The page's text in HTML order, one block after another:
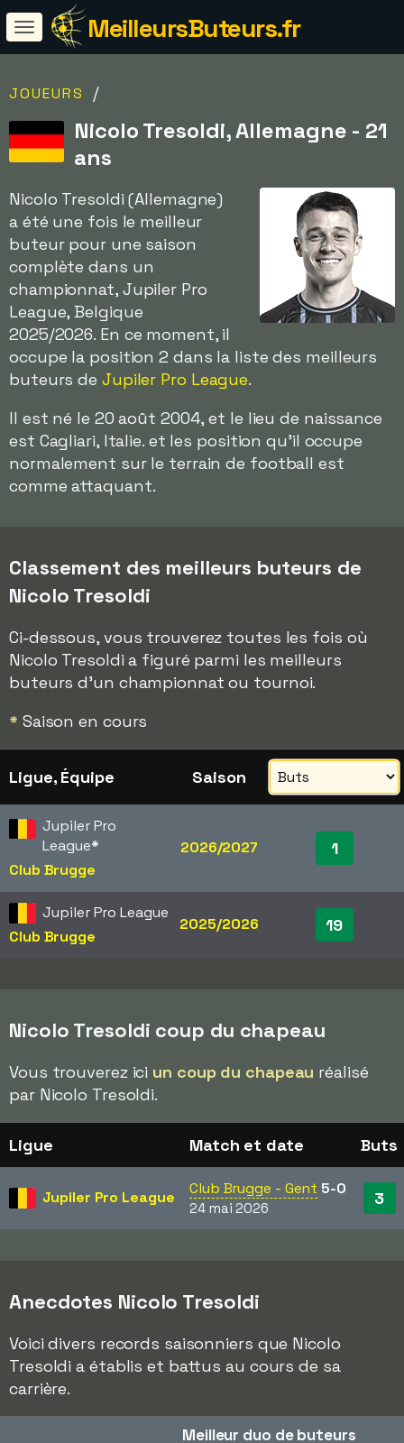
MeilleursButeurs.fr
JOUEURS /
Nicolo Tresoldi, Allemagne - 21
ans
Nicolo Tresoldi (Allemagne)
a été une fois le meilleur
buteur pour une saison
complète dans un
championnat, Jupiler Pro
League, Belgique
2025/2026. En ce moment, il
occupe la position 2 dans la liste des meilleurs
buteurs de Jupiler Pro League.
Il est né le 20 août 2004, et le lieu de naissance
est Cagliari, Italie. et les position qu'il occupe
normalement sur le terrain de football est
comme attaquant.
Classement des meilleurs buteurs de
Nicolo Tresoldi
Ci-dessous, vous trouverez toutes les fois où
Nicolo Tresoldi a figuré parmi les meilleurs
buteurs d'un championnat ou tournoi.
* Saison en cours
Ligue, Équipe Saison
Jupiler Pro
League*
Club Brugge
2026/2027 1
Jupiler Pro League
Club Brugge
2025/2026 19
Nicolo Tresoldi coup du chapeau
Vous trouverez ici un coup du chapeau réalisé
par Nicolo Tresoldi.
Ligue Match et date Buts
Jupiler Pro League Club Brugge - Gent 5-0
24 mai 2026 3
Anecdotes Nicolo Tresoldi
Voici divers records saisonniers que Nicolo
Tresoldi a établis et battus au cours de sa
carrière.
Meilleur duo de buteurs